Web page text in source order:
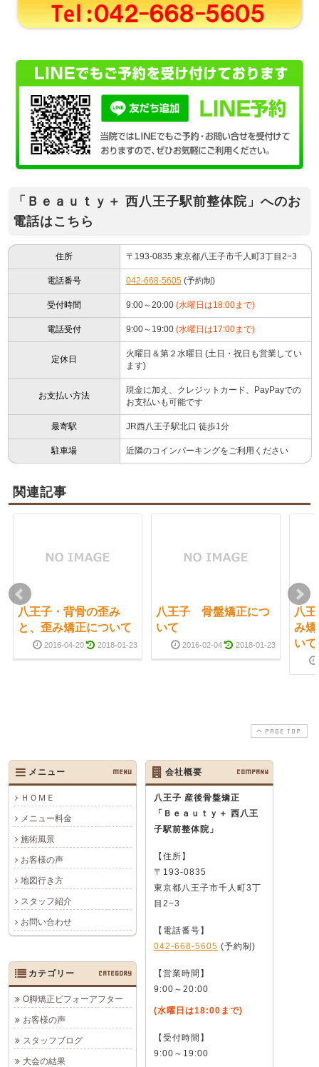
「Ｂｅａｕｔｙ＋ 西八王子駅前整体院」へのお
電話はこちら
住所 〒193-0835 東京都八王子市千人町3丁目2−3
電話番号 042-668-5605(予約制)
受付時間 9:00～20:00 (水曜日は18:00まで)
電話受付 9:00～19:00 (水曜日は17:00まで)
定休日
火曜日＆第２水曜日 (土日・祝日も営業してい
ます)
お支払い方法
現金に加え、クレジットカード、PayPayでの
お支払いも可能です
最寄駅 JR西八王子駅北口 徒歩1分
駐車場 近隣のコインパーキングをご利用ください
関連記事
八王子・背骨の歪み
と、歪み矯正について
2016-04-20 2018-01-23
八王子 骨盤矯正につ
いて
2016-02-04 2018-01-23
八
み
いて
PAGE TOP
メニュー MENU
ＨＯＭＥ
メニュー料金
施術風景
お客様の声
地図行き方
スタッフ紹介
お問い合わせ
会社概要 COMPANY
八王子 産後骨盤矯正
「Ｂｅａｕｔｙ＋ 西八王
子駅前整体院」
【住所】
〒193-0835
東京都八王子市千人町3丁
目2−3
【電話番号】
042-668-5605 (予約制)
【営業時間】
9:00～20:00
(水曜日は18:00まで)
【受付時間】
9:00～19:00
カテゴリー CATEGORY
O脚矯正ビフォーアフター
お客様の声
スタッフブログ
大会の結果